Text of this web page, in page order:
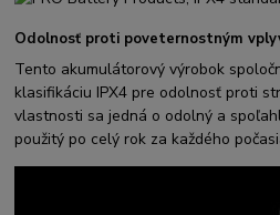
Odolnosť proti poveternostným
Tento akumulátorový výrobok
klasifikáciu IPX4 pre odolnosť proti
vlastnosti sa jedná o odolný a
použitý po celý rok za každého